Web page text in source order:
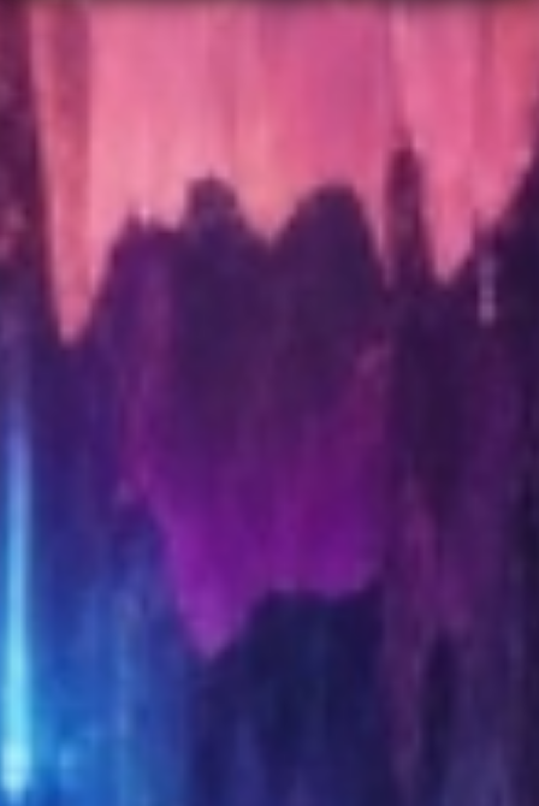
parthénogenèse2.
face à la maire. Celle-ci veut à tout prix éviter
la polémique alors que le triathlon doit
commencer dans 24 heures. Sophia et Adil sont
alors mis de côté. Mais les collègues ne veulent
pas s'avouer vaincus et se lancent à la
recherche du « nid » de Lilith pour le détruire.
sont tués. Adil et Sophia parviennent à faire
Alors qu'Adil est secouru par deux collègues,
Sophia retourne dans l'eau pour vérifier que
Lilith jaillit des gravats et tue à nouveau des
du triathlon et en attaque plusieurs, sous les